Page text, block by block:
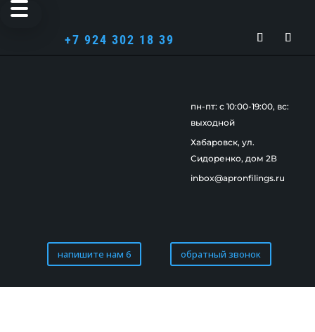
+7 924 302 18 39
пн-пт: c 10:00-19:00, вс:
выходной
Хабаровск, ул.
Сидоренко, дом 2В
inbox@apronfilings.ru
напишите нам 6 обратный звонок